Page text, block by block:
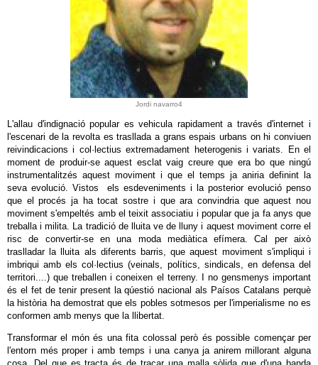
Jordi navarro4
L'allau d'indignació popular es vehicula rapidament a través d'internet i
l'escenari de la revolta es trasllada a grans espais urbans on hi conviuen
reivindicacions i col·lectius extremadament heterogenis i variats. En el
moment de produir-se aquest esclat vaig creure que era bo que ningú
instrumentalitzés aquest moviment i que el temps ja aniria definint la
seva evolució. Vistos els esdeveniments i la posterior evolució penso
que el procés ja ha tocat sostre i que ara convindria que aquest nou
moviment s'empeltés amb el teixit associatiu i popular que ja fa anys que
treballa i milita. La tradició de lluita ve de lluny i aquest moviment corre el
risc de convertir-se en una moda mediàtica efímera. Cal per això
traslladar la lluita als diferents barris, que aquest moviment s'impliqui i
imbriqui amb els col·lectius (veinals, polítics, sindicals, en defensa del
territori....) que treballen i coneixen el terreny. I no gensmenys important
és el fet de tenir present la qúestió nacional als Paísos Catalans perquè
la història ha demostrat que els pobles sotmesos per l'imperialisme no es
conformen amb menys que la llibertat.
Transformar el món és una fita colossal però és possible començar per
l'entorn més proper i amb temps i una canya ja anirem millorant alguna